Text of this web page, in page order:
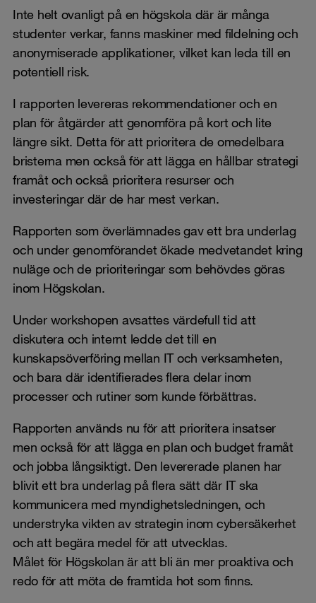
Inte helt ovanligt på en högskola där är många
studenter verkar, fanns maskiner med fildelning och
anonymiserade applikationer, vilket kan leda till en
potentiell risk.
I rapporten levereras rekommendationer och en
plan för åtgärder att genomföra på kort och lite
längre sikt. Detta för att prioritera de omedelbara
bristerna men också för att lägga en hållbar strategi
framåt och också prioritera resurser och
investeringar där de har mest verkan.
Rapporten som överlämnades gav ett bra underlag
och under genomförandet ökade medvetandet kring
nuläge och de prioriteringar som behövdes göras
inom Högskolan.
Under workshopen avsattes värdefull tid att
diskutera och internt ledde det till en
kunskapsöverföring mellan IT och verksamheten,
och bara där identifierades flera delar inom
processer och rutiner som kunde förbättras.
Rapporten används nu för att prioritera insatser
men också för att lägga en plan och budget framåt
och jobba långsiktigt. Den levererade planen har
blivit ett bra underlag på flera sätt där IT ska
kommunicera med myndighetsledningen, och
understryka vikten av strategin inom cybersäkerhet
och att begära medel för att utvecklas.
Målet för Högskolan är att bli än mer proaktiva och
redo för att möta de framtida hot som finns.